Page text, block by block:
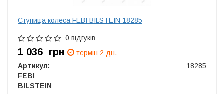
Ступица колеса FEBI BILSTEIN 18285
0 відгуків
1 036 грн
термін 2 дн.
Артикул:
18285
FEBI
BILSTEIN